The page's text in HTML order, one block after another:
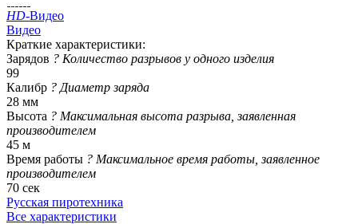
HD-Видео
Видео
Краткие характеристики:
Зарядов ? Количество разрывов у одного изделия
99
Калибр ? Диаметр заряда
28 мм
Высота ? Максимальная высота разрыва, заявленная
производителем
45 м
Время работы ? Максимальное время работы, заявленное
производителем
70 сек
Русская пиротехника
Все характеристики